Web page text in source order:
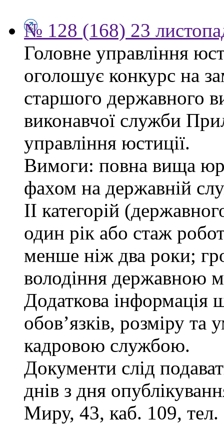
№ 128 (168) 23
Головне управління
оголошує конкурс на
старшого державного
виконавчої служби
управління юстиції.
Вимоги: повна вища
фахом на державній
ІІ категорій
один рік або стаж
менше ніж два роки;
володіння державною
Додаткова інформація
обов’язків, розміру та
кадровою службою.
Документи слід
днів з дня
Миру, 43, каб. 109,